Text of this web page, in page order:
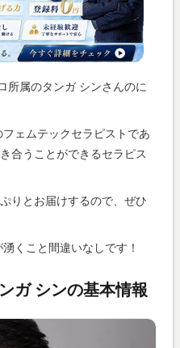
所属のタンガ シンさんのに
ェムテックセラピストであ
合うことができるセラピス
りとお届けするので、ぜひ
くこと間違いなしです！
ガ シンの基本情報